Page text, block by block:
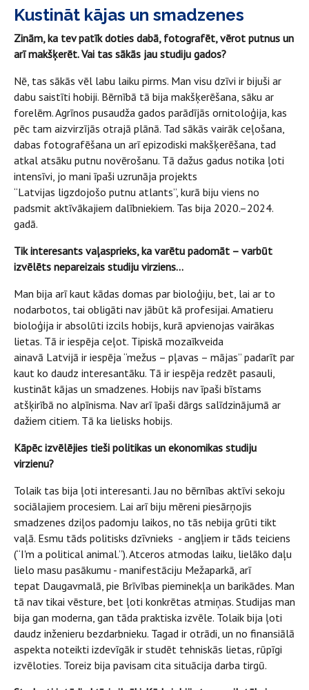
Kustināt kājas un smadzenes
Zinām, ka tev patīk doties dabā, fotografēt, vērot putnus un
arī makšķerēt. Vai tas sākās jau studiju gados?
Nē, tas sākās vēl labu laiku pirms. Man visu dzīvi ir bijuši ar
dabu saistīti hobiji. Bērnībā tā bija makšķerēšana, sāku ar
forelēm. Agrīnos pusaudža gados parādījās ornitoloģija, kas
pēc tam aizvirzījās otrajā plānā. Tad sākās vairāk ceļošana,
dabas fotografēšana un arī epizodiski makšķerēšana, tad
atkal atsāku putnu novērošanu. Tā dažus gadus notika ļoti
intensīvi, jo mani īpaši uzrunāja projekts
“Latvijas ligzdojošo putnu atlants”, kurā biju viens no
padsmit aktīvākajiem dalībniekiem. Tas bija 2020.–2024.
gadā.
Tik interesants vaļasprieks, ka varētu padomāt – varbūt
izvēlēts nepareizais studiju virziens…
Man bija arī kaut kādas domas par bioloģiju, bet, lai ar to
nodarbotos, tai obligāti nav jābūt kā profesijai. Amatieru
bioloģija ir absolūti izcils hobijs, kurā apvienojas vairākas
lietas. Tā ir iespēja ceļot. Tipiskā mozaīkveida
ainavā Latvijā ir iespēja “mežus – pļavas – mājas” padarīt par
kaut ko daudz interesantāku. Tā ir iespēja redzēt pasauli,
kustināt kājas un smadzenes. Hobijs nav īpaši bīstams
atšķirībā no alpīnisma. Nav arī īpaši dārgs salīdzinājumā ar
dažiem citiem. Tā ka lielisks hobijs.
Kāpēc izvēlējies tieši politikas un ekonomikas studiju
virzienu?
Tolaik tas bija ļoti interesanti. Jau no bērnības aktīvi sekoju
sociālajiem procesiem. Lai arī biju mēreni piesārņojis
smadzenes dziļos padomju laikos, no tās nebija grūti tikt
vaļā. Esmu tāds politisks dzīvnieks - angļiem ir tāds teiciens
(“I'm a political animal.”). Atceros atmodas laiku, lielāko daļu
lielo masu pasākumu - manifestāciju Mežaparkā, arī
tepat Daugavmalā, pie Brīvības pieminekļa un barikādes. Man
tā nav tikai vēsture, bet ļoti konkrētas atmiņas. Studijas man
bija gan moderna, gan tāda praktiska izvēle. Tolaik bija ļoti
daudz inženieru bezdarbnieku. Tagad ir otrādi, un no finansiālā
aspekta noteikti izdevīgāk ir studēt tehniskās lietas, rūpīgi
izvēloties. Toreiz bija pavisam cita situācija darba tirgū.